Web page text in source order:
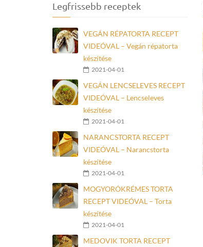
Legfrissebb receptek
VEGÁN RÉPATORTA RECEPT
VIDEÓVAL – Vegán répatorta
készítése
2021-04-01
VEGÁN LENCSELEVES RECEPT
VIDEÓVAL – Lencseleves
készítése
2021-04-01
NARANCSTORTA RECEPT
VIDEÓVAL – Narancstorta
készítése
2021-04-01
MOGYORÓKRÉMES TORTA
RECEPT VIDEÓVAL – Torta
készítése
2021-04-01
MEDOVIK TORTA RECEPT